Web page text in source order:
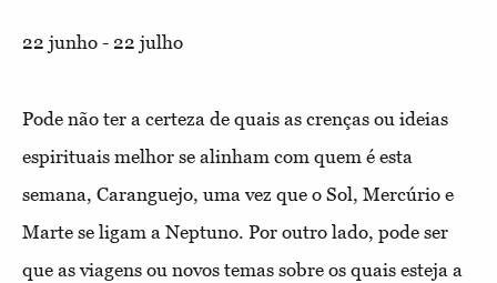
22 junho - 22 julho
Pode não ter a certeza de quais as crenças ou ideias
espirituais melhor se alinham com quem é esta
semana, Caranguejo, uma vez que o Sol, Mercúrio e
Marte se ligam a Neptuno. Por outro lado, pode ser
que as viagens ou novos temas sobre os quais esteja a